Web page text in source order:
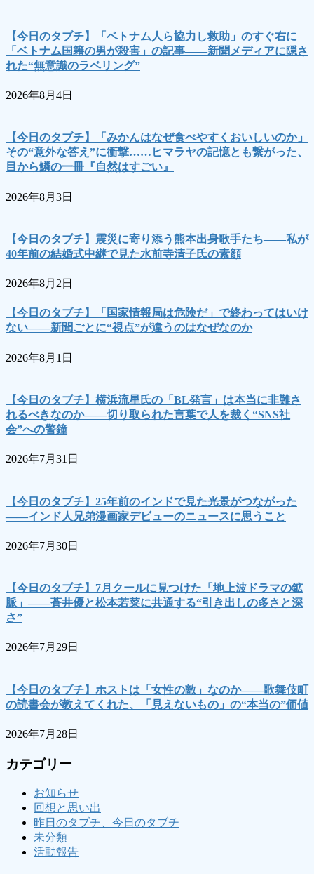
【今日のタブチ】「ベトナム人ら協力し救助」のすぐ右に
「ベトナム国籍の男が殺害」の記事――新聞メディアに隠さ
れた“無意識のラベリング”
2026年8月4日
【今日のタブチ】「みかんはなぜ食べやすくおいしいのか」
その“意外な答え”に衝撃……ヒマラヤの記憶とも繋がった、
目から鱗の一冊『自然はすごい』
2026年8月3日
【今日のタブチ】震災に寄り添う熊本出身歌手たち――私が
40年前の結婚式中継で見た水前寺清子氏の素顔
2026年8月2日
【今日のタブチ】「国家情報局は危険だ」で終わってはいけ
ない――新聞ごとに“視点”が違うのはなぜなのか
2026年8月1日
【今日のタブチ】横浜流星氏の「BL発言」は本当に非難さ
れるべきなのか――切り取られた言葉で人を裁く“SNS社
会”への警鐘
2026年7月31日
【今日のタブチ】25年前のインドで見た光景がつながった
――インド人兄弟漫画家デビューのニュースに思うこと
2026年7月30日
【今日のタブチ】7月クールに見つけた「地上波ドラマの鉱
脈」――蒼井優と松本若菜に共通する“引き出しの多さと深
さ”
2026年7月29日
【今日のタブチ】ホストは「女性の敵」なのか――歌舞伎町
の読書会が教えてくれた、「見えないもの」の“本当の”価値
2026年7月28日
カテゴリー
お知らせ
回想と思い出
昨日のタブチ、今日のタブチ
未分類
活動報告